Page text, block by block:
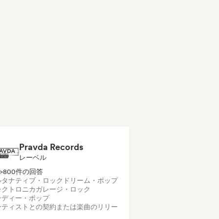
Pravda Records
レーベル
件の回答
ナティブ・ロック ドリーム・ポップ
トロニカガレージ・ロック
ィー・ポップ
ィストとの契約または楽曲のリリー